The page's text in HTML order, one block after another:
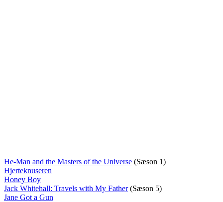
He-Man and the Masters of the Universe (Sæson 1)
Hjerteknuseren
Honey Boy
Jack Whitehall: Travels with My Father(Sæson 5)
Jane Got a Gun